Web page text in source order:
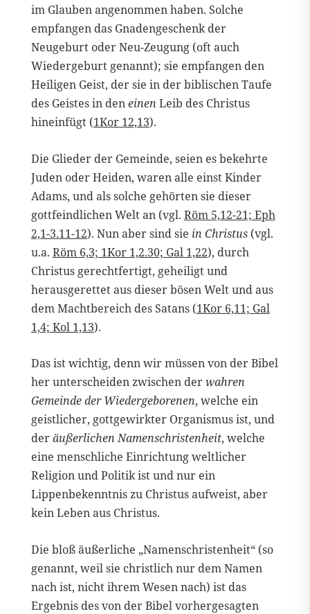
im Glauben angenommen haben. Solche
empfangen das Gnadengeschenk der
Neugeburt oder Neu-Zeugung (oft auch
Wiedergeburt genannt); sie empfangen den
Heiligen Geist, der sie in der biblischen Taufe
des Geistes in deneinen Leib des Christus
hineinfügt (1Kor 12,13).
Die Glieder der Gemeinde, seien es bekehrte
Juden oder Heiden, waren alle einst Kinder
Adams, und als solche gehörten sie dieser
gottfeindlichen Welt an (vgl. Röm 5,12-21; Eph
2,1-3.11-12). Nun aber sind sie in Christus(vgl.
u.a. Röm 6,3; 1Kor 1,2.30; Gal 1,22), durch
Christus gerechtfertigt, geheiligt und
herausgerettet aus dieser bösen Welt und aus
dem Machtbereich des Satans (1Kor 6,11; Gal
1,4; Kol 1,13).
Das ist wichtig, denn wir müssen von der Bibel
her unterscheiden zwischen derwahren
Gemeinde der Wiedergeborenen, welche ein
geistlicher, gottgewirkter Organismus ist, und
deräußerlichen Namenschristenheit, welche
eine menschliche Einrichtung weltlicher
Religion und Politik ist und nur ein
Lippenbekenntnis zu Christus aufweist, aber
kein Leben aus Christus.
Die bloß äußerliche „Namenschristenheit“ (so
genannt, weil sie christlich nur dem Namen
nach ist, nicht ihrem Wesen nach) ist das
Ergebnis des von der Bibel vorhergesagten